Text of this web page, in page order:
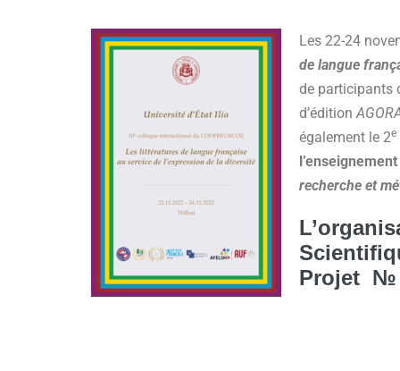
Les 22-24
de langue
de participants
d’édition
également le 2e
recherche et
Projet №